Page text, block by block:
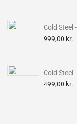
Cold Steel
999,00 kr.
Cold Steel
499,00 kr.